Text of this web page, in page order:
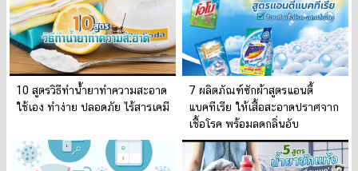
10 สูตรวิธีทำน้ำยาทำความสะอาด
ใช้เอง ทำง่าย ปลอดภัย ไร้สารเคมี
7 ผลิตภัณฑ์ซักผ้าสูตรแอนตี้
แบคทีเรีย ให้เสื้อสะอาดปราศจาก
เชื้อโรค พร้อมลดกลิ่นอับ